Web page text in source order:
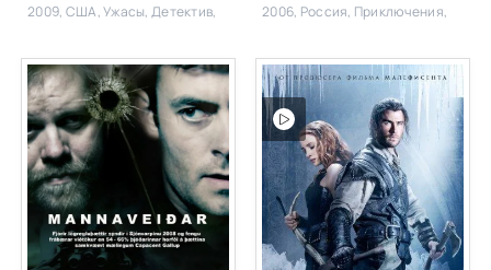
2009, США,Ужасы, Детектив, 2006, Россия, Приключения,